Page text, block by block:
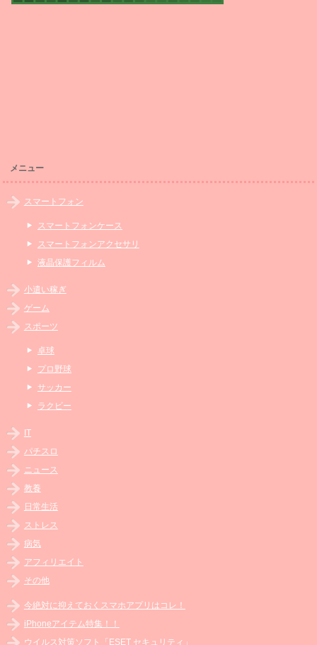
メニュー
スマートフォン
スマートフォンケース
スマートフォンアクセサリ
液晶保護フィルム
小遣い稼ぎ
ゲーム
スポーツ
卓球
プロ野球
サッカー
ラクビー
IT
パチスロ
ニュース
教養
日常生活
ストレス
病気
アフィリエイト
その他
今絶対に抑えておくスマホアプリはコレ！
iPhoneアイテム特集！！
ウイルス対策ソフト「ESET セキュリティ」